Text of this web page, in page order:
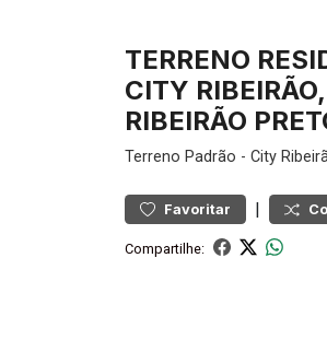
TERRENO
CITY
RIBEIRÃO
Terreno Padrão - City
Favoritar |
Compartilhe: